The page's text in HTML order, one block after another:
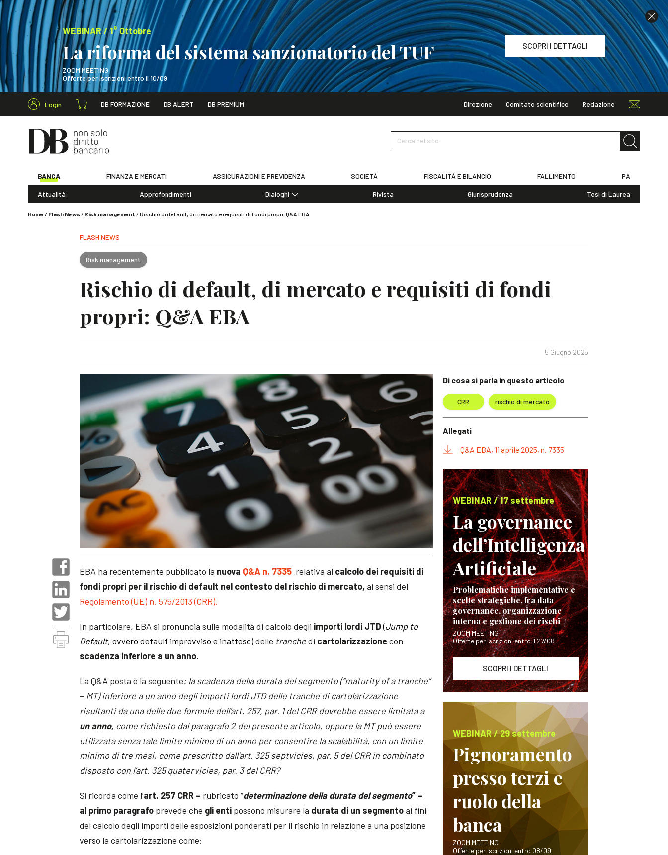
WEBINAR / 1° Ottobre
La riforma del sistema sanzionatorio del TUF
ZOOM MEETING
Offerte per iscrizioni entro il 10/09
SCOPRI I DETTAGLI
WEBINAR / 1° Ottobre
Login DB FORMAZIONE DB ALERT DB PREMIUM Direzione Comitato scientifico Redazione
Cerca nel sito
BANCA FINANZA E MERCATI ASSICURAZIONI E PREVIDENZA SOCIETÀ FISCALITÀ E BILANCIO FALLIMENTO PA
Attualità Approfondimenti
Dialoghi
Rivista Giurisprudenza Tesi di Laurea
Home / Flash News/ Risk management /Rischio di default, di mercato e requisiti di fondi propri: Q&A EBA
FLASH NEWS
Risk management
Rischio di default, di mercato e requisiti di fondi
propri: Q&A EBA
5 Giugno 2025
EBA ha recentemente pubblicato la nuova Q&A n. 7335 relativa al calcolo dei requisiti di
fondi propri per il rischio di default nel contesto del rischio di mercato,ai sensi del
Regolamento (UE) n. 575/2013 (CRR).
In particolare, EBA si pronuncia sulle modalità di calcolo degli importi lordi JTD(Jump to
Default, ovvero default improvviso e inatteso)delle tranchedi cartolarizzazione con
scadenza inferiore a un anno.
La Q&A posta è la seguente: la scadenza della durata del segmento (“maturity of a tranche”
– MT) inferiore a un anno degli importi lordi JTD delle tranche di cartolarizzazione
risultanti da una delle due formule dell’art. 257, par. 1 del CRR dovrebbe essere limitata a
un anno, come richiesto dal paragrafo 2 del presente articolo, oppure la MT può essere
utilizzata senza tale limite minimo di un anno per consentire la scalabilità, con un limite
minimo di tre mesi, come prescritto dall’art. 325 septvicies, par. 5 del CRR in combinato
disposto con l’art. 325 quatervicies, par. 3 del CRR?
Si ricorda come l’art. 257 CRR – rubricato “determinazione della durata del segmento” –
al primo paragrafo prevede che gli enti possono misurare la durata di un segmentoai fini
del calcolo degli importi delle esposizioni ponderati per il rischio in relazione a una posizione
verso la cartolarizzazione come:
Di cosa si parla in questo articolo
CRR rischio di mercato
Allegati
Q&A EBA, 11 aprile 2025, n. 7335
WEBINAR / 17 settembre
La governance
dell’Intelligenza
Artificiale
Problematiche implementative e
scelte strategiche, fra data
governance, organizzazione
interna e gestione dei rischi
ZOOM MEETING
Offerte per iscrizioni entro il 27/08
SCOPRI I DETTAGLI
WEBINAR / 29 settembre
Pignoramento
presso terzi e
ruolo della
banca
ZOOM MEETING
Offerte per iscrizioni entro 08/09